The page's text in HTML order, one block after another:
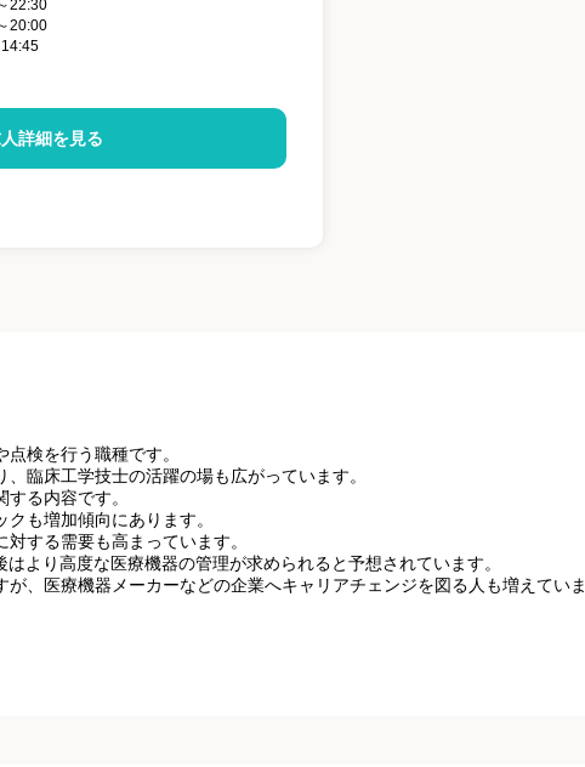
22:30
20:00
詳細を見る
検を行う職種です。
臨床工学技士の活躍の場も広がっています。
る内容です。
も増加傾向にあります。
する需要も高まっています。
より高度な医療機器の管理が求められると予想されています。
、医療機器メーカーなどの企業へキャリアチェンジを図る人も増えていま